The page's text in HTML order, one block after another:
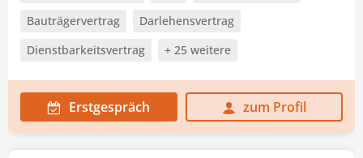
Bauträgervertrag
Darlehensvertrag
Dienstbarkeitsvertrag
+ 25 weitere
Erstgespräch zum Profil